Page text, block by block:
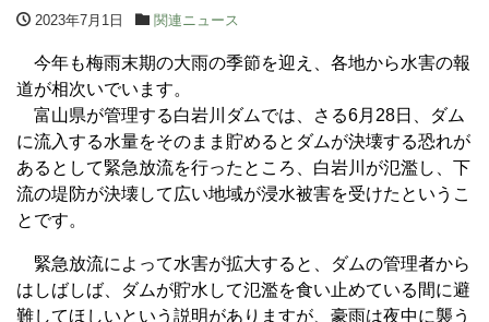
2023年7月1日 関連ニュース
今年も梅雨末期の大雨の季節を迎え、各地から水害の報
道が相次いでいます。
富山県が管理する白岩川ダムでは、さる6月28日、ダム
に流入する水量をそのまま貯めるとダムが決壊する恐れが
あるとして緊急放流を行ったところ、白岩川が氾濫し、下
流の堤防が決壊して広い地域が浸水被害を受けたというこ
とです。
緊急放流によって水害が拡大すると、ダムの管理者から
はしばしば、ダムが貯水して氾濫を食い止めている間に避
難してほしいという説明がありますが、豪雨は夜中に襲う